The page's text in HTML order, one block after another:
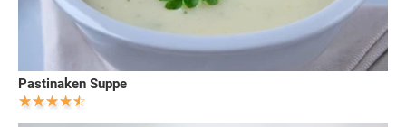
Pastinaken Suppe